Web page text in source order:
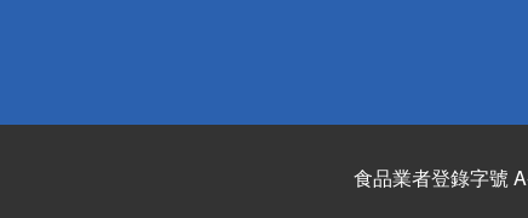
食品業者登錄字號